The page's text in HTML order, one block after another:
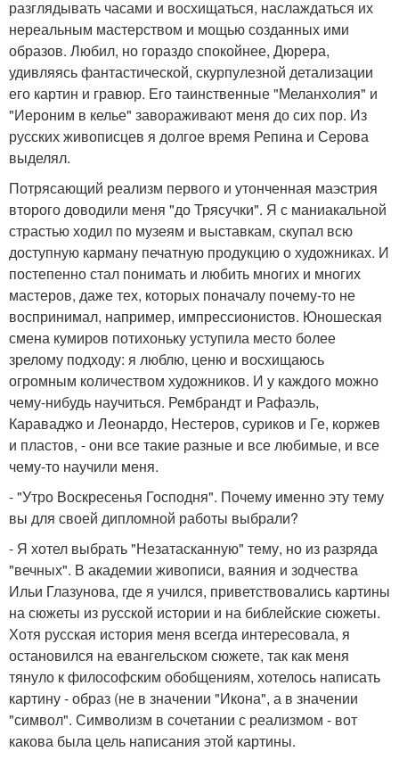
разглядывать часами и восхищаться, наслаждаться их
нереальным мастерством и мощью созданных ими
образов. Любил, но гораздо спокойнее, Дюрера,
удивляясь фантастической, скурпулезной детализации
его картин и гравюр. Его таинственные "Меланхолия" и
"Иероним в келье" завораживают меня до сих пор. Из
русских живописцев я долгое время Репина и Серова
выделял.
Потрясающий реализм первого и утонченная маэстрия
второго доводили меня "до Трясучки". Я с маниакальной
страстью ходил по музеям и выставкам, скупал всю
доступную карману печатную продукцию о художниках. И
постепенно стал понимать и любить многих и многих
мастеров, даже тех, которых поначалу почему-то не
воспринимал, например, импрессионистов. Юношеская
смена кумиров потихоньку уступила место более
зрелому подходу: я люблю, ценю и восхищаюсь
огромным количеством художников. И у каждого можно
чему-нибудь научиться. Рембрандт и Рафаэль,
Караваджо и Леонардо, Нестеров, суриков и Ге, коржев
и пластов, - они все такие разные и все любимые, и все
чему-то научили меня.
- "Утро Воскресенья Господня". Почему именно эту тему
вы для своей дипломной работы выбрали?
- Я хотел выбрать "Незатасканную" тему, но из разряда
"вечных". В академии живописи, ваяния и зодчества
Ильи Глазунова, где я учился, приветствовались картины
на сюжеты из русской истории и на библейские сюжеты.
Хотя русская история меня всегда интересовала, я
остановился на евангельском сюжете, так как меня
тянуло к философским обобщениям, хотелось написать
картину - образ (не в значении "Икона", а в значении
"символ". Символизм в сочетании с реализмом - вот
какова была цель написания этой картины.